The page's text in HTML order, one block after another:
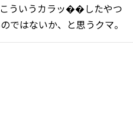
ういうカラッ��したやつ
ではないか、と思うクマ。